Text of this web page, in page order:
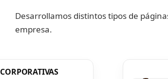
Desarrollamos distintos tipos de
empresa.
CORPORATIVAS